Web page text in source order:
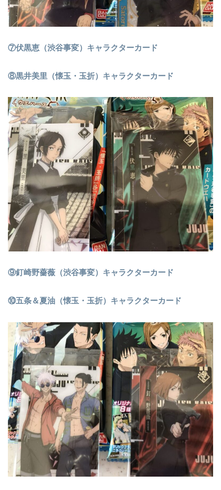
⑦伏黒恵（渋谷事変）キャラクターカード
⑧黒井美里（懐玉・玉折）キャラクターカード
⑨釘崎野薔薇（渋谷事変）キャラクターカード
⑩五条＆夏油（懐玉・玉折）キャラクターカード